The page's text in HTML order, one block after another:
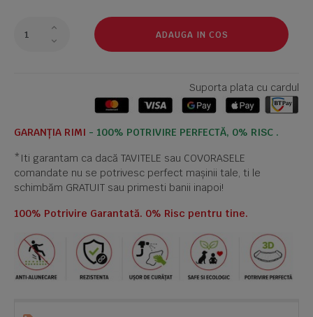
ADAUGA IN COS
Suporta plata cu cardul
GARANȚIA RIMI - 100% POTRIVIRE PERFECTĂ, 0% RISC .
*Iti garantam ca dacă TAVITELE sau COVORASELE
comandate nu se potrivesc perfect mașinii tale, ti le
schimbăm GRATUIT sau primesti banii inapoi!
100% Potrivire Garantată. 0% Risc pentru tine.